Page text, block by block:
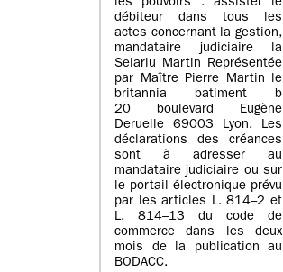
les pouvoirs : assister le
débiteur dans tous les
actes concernant la gestion,
mandataire judiciaire la
Selarlu Martin Représentée
par Maître Pierre Martin le
britannia batiment b
20 boulevard Eugène
Deruelle 69003 Lyon. Les
déclarations des créances
sont à adresser au
mandataire judiciaire ou sur
le portail électronique prévu
par les articles L. 814–2 et
L. 814–13 du code de
commerce dans les deux
mois de la publication au
BODACC.